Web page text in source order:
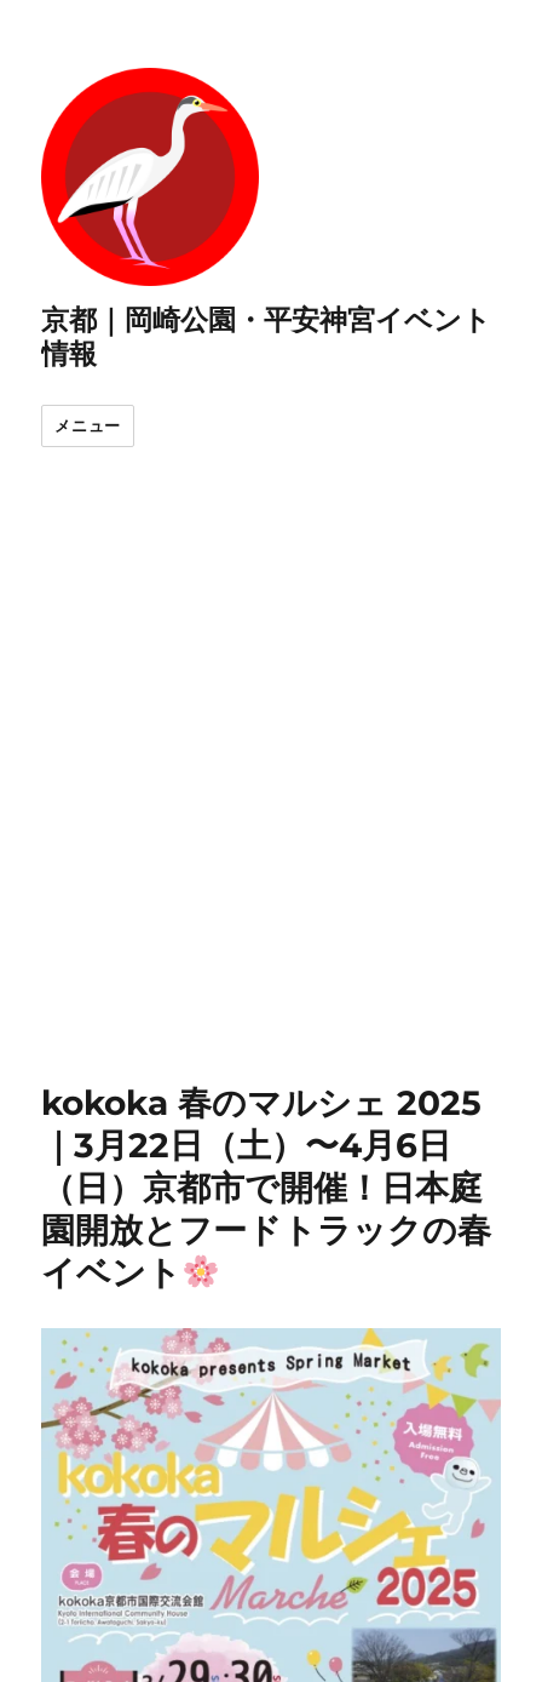
京都｜岡崎公園・平安神宮イベント
情報
メニュー
kokoka 春のマルシェ 2025
｜3月22日（土）〜4月6日
（日）京都市で開催！日本庭
園開放とフードトラックの春
イベント